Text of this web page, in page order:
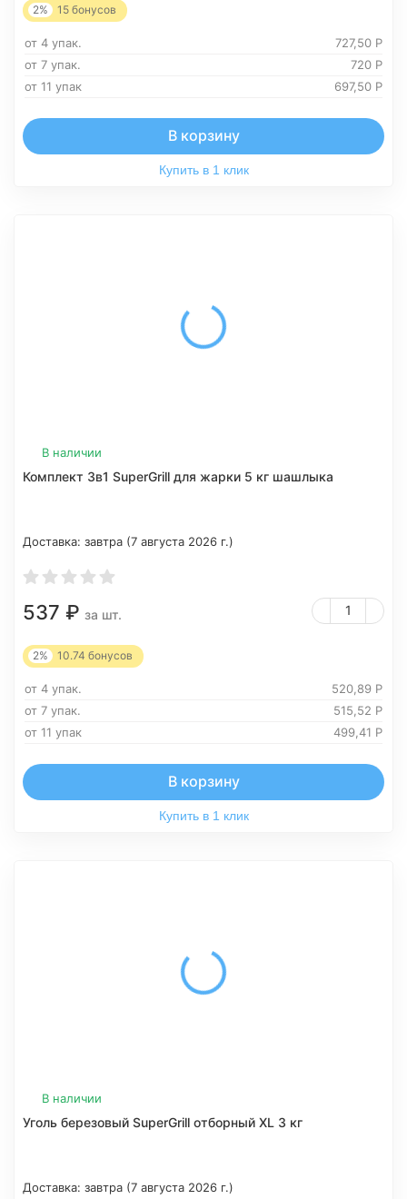
2% 15 бонусов
от 4 упак. 727,50 Р
от 7 упак.
720 Р
от 11 упак
697,50 Р
В корзину
Купить в 1 клик
В наличии
Комплект 3в1 SuperGrill для жарки 5 кг шашлыка
Доставка: завтра (7 августа 2026 г.)
537 ₽ за шт.
2% 10.74 бонусов
от 4 упак. 520,89 Р
от 7 упак.
515,52 Р
от 11 упак
499,41 Р
В корзину
Купить в 1 клик
В наличии
Уголь березовый SuperGrill отборный XL 3 кг
Доставка: завтра (7 августа 2026 г.)